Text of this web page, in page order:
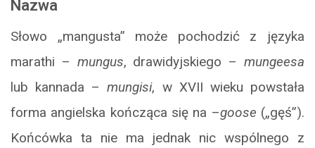
Nazwa
Słowo „mangusta” może pochodzić z języka
marathi – mungus, drawidyjskiego –mungeesa
lub kannada –mungisi, w XVII wieku powstała
forma angielska kończąca się na –goose („gęś”).
Końcówka ta nie ma jednak nic wspólnego z